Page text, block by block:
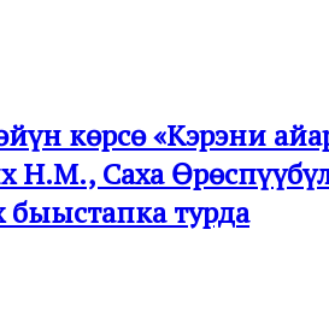
көрсө «Кэрэни
Н.М., Саха
быыстапка турда